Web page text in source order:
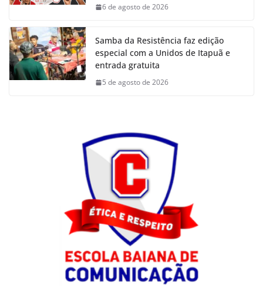
6 de agosto de 2026
Samba da Resistência faz edição
especial com a Unidos de Itapuã e
entrada gratuita
5 de agosto de 2026